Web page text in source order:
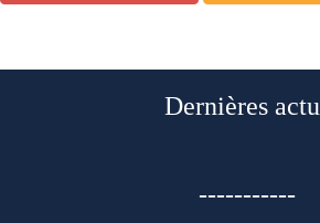
Dernières
-----------